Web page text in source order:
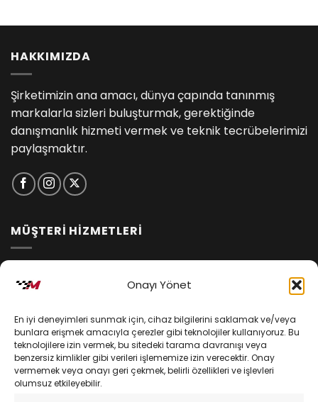
Onayı Yönet
En iyi deneyimleri sunmak için, cihaz bilgilerini saklamak ve/veya
bunlara erişmek amacıyla çerezler gibi teknolojiler kullanıyoruz. Bu
teknolojilere izin vermek, bu sitedeki tarama davranışı veya
benzersiz kimlikler gibi verileri işlememize izin verecektir. Onay
vermemek veya onayı geri çekmek, belirli özellikleri ve işlevleri
olumsuz etkileyebilir.
HAKKIMIZDA
Şirketimizin ana amacı, dünya çapında tanınmış
markalarla sizleri buluşturmak, gerektiğinde
danışmanlık hizmeti vermek ve teknik tecrübelerimizi
paylaşmaktır.
MÜŞTERİ HİZMETLERİ
Kişisel Verilerin Korunması
Mesafeli Satış Sözleşmesi